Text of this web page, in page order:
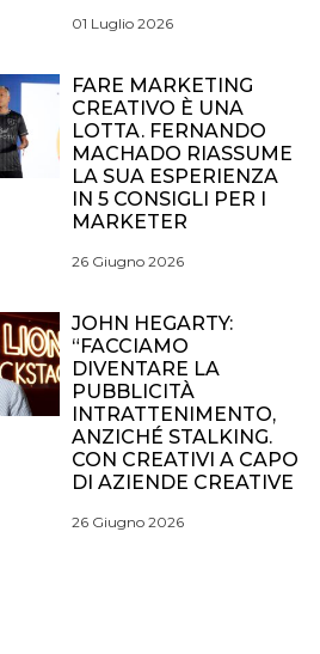
01 Luglio 2026
FARE MARKETING
CREATIVO È UNA
LOTTA. FERNANDO
MACHADO RIASSUME
LA SUA ESPERIENZA
IN 5 CONSIGLI PER I
MARKETER
26 Giugno 2026
JOHN HEGARTY:
“FACCIAMO
DIVENTARE LA
PUBBLICITÀ
INTRATTENIMENTO,
ANZICHÉ STALKING.
CON CREATIVI A CAPO
DI AZIENDE CREATIVE
26 Giugno 2026